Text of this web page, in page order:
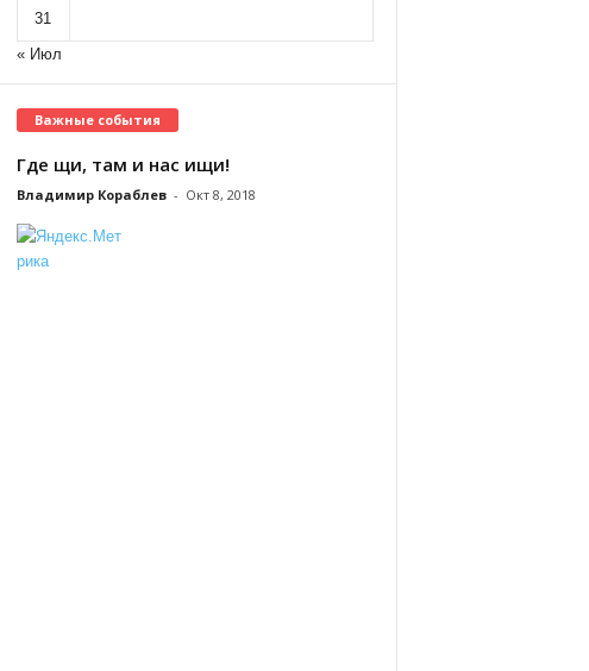
31
« Июл
Важные события
Где щи, там и нас ищи!
Владимир Кораблев - Окт 8, 2018